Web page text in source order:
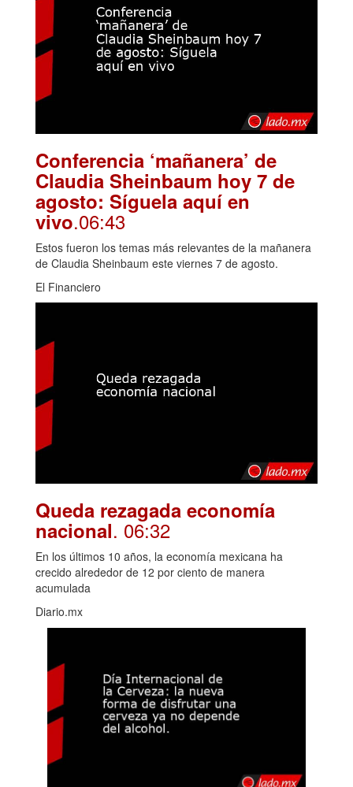
Conferencia ‘mañanera’ de
Claudia Sheinbaum hoy 7 de
agosto: Síguela aquí en
vivo.06:43
Estos fueron los temas más relevantes de la mañanera
de Claudia Sheinbaum este viernes 7 de agosto.
El Financiero
Queda rezagada economía
nacional. 06:32
En los últimos 10 años, la economía mexicana ha
crecido alrededor de 12 por ciento de manera
acumulada
Diario.mx